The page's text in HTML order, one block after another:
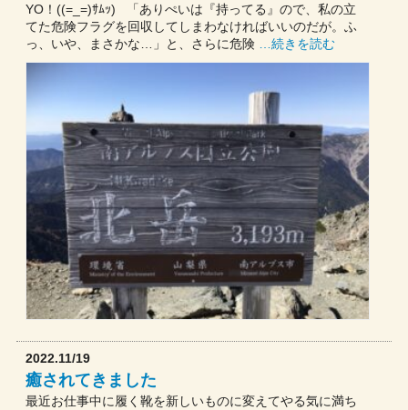
YO！((=_=)ｻﾑｯ) 「ありぺいは『持ってる』ので、私の立
てた危険フラグを回収してしまわなければいいのだが。ふ
っ、いや、まさかな…」と、さらに危険
…続きを読む
癒されてきました
最近お仕事中に履く靴を新しいものに変えてやる気に満ち
2022.11/19